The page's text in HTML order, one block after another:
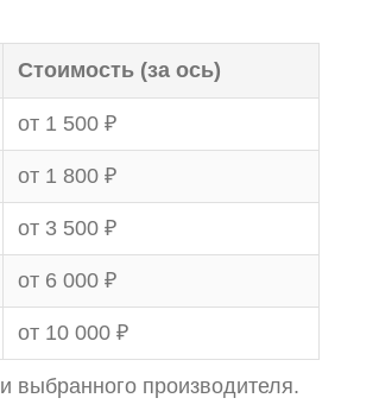
Стоимость (за ось)
от 1 500 ₽
от 1 800 ₽
от 3 500 ₽
от 6 000 ₽
от 10 000 ₽
выбранного производителя.